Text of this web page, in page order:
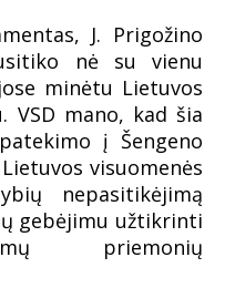
J. Prigožino
nė su vienu
minėtu Lietuvos
VSD mano, kad šia
į Šengeno
visuomenės
nepasitikėjimą
gebėjimu užtikrinti
priemonių